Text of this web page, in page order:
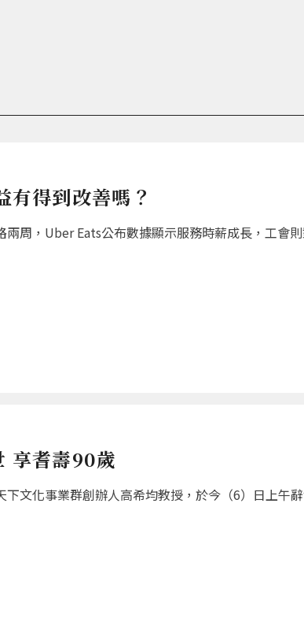
有得到改善嗎？
兩周，Uber Eats公布數據顯示服務時薪成長，工會
享耆壽90歲
文化事業群創辦人高希均教授，於今（6）日上午